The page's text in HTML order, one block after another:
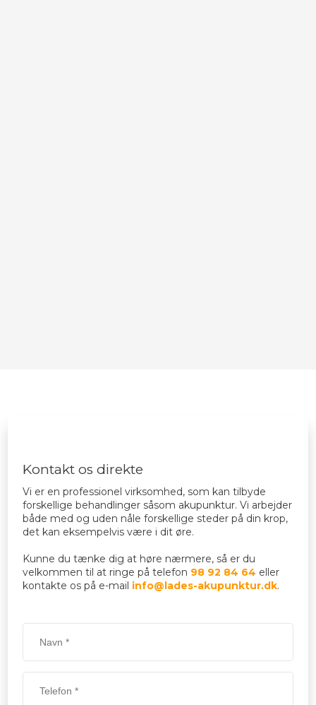
Kontakt os direkte​
​Vi er en professionel virksomhed, som kan tilbyde
forskellige behandlinger såsom akupunktur. Vi arbejder
både med og uden nåle forskellige steder på din krop,
det kan eksempelvis være i dit øre.
Kunne du tænke dig at høre nærmere, så er du
velkommen til at ringe på telefon 98 92 84 64 eller
kontakte os på e-mail info@lades-akupunktur.dk.